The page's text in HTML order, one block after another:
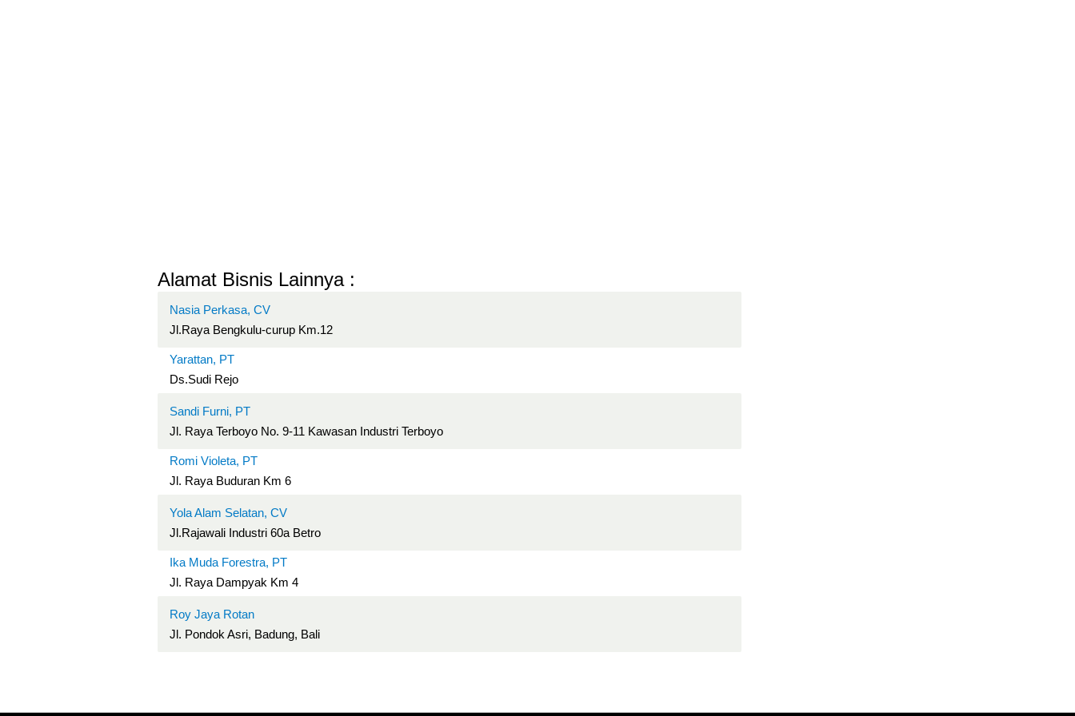
Alamat Bisnis Lainnya :
Nasia Perkasa, CV
Jl.Raya Bengkulu-curup Km.12
Yarattan, PT
Ds.Sudi Rejo
Sandi Furni, PT
Jl. Raya Terboyo No. 9-11 Kawasan Industri Terboyo
Romi Violeta, PT
Jl. Raya Buduran Km 6
Yola Alam Selatan, CV
Jl.Rajawali Industri 60a Betro
Ika Muda Forestra, PT
Jl. Raya Dampyak Km 4
Roy Jaya Rotan
Jl. Pondok Asri, Badung, Bali